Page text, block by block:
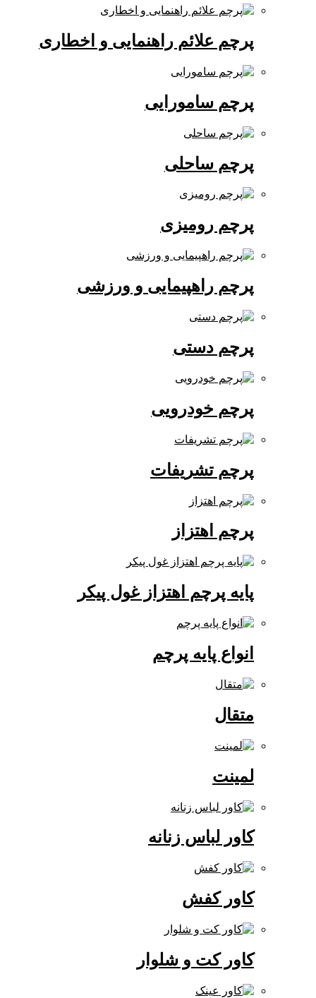
پرچم علائم راهنمایی و اخطاری
پرچم سامورایی
پرچم ساحلی
پرچم رومیزی
پرچم راهپیمایی و ورزشی
پرچم دستی
پرچم خودرویی
پرچم تشریفات
پرچم اهتزاز
پایه پرچم اهتزاز غول پیکر
انواع پایه پرچم
کاور لباس زنانه
کاور کفش
کاور کت و شلوار